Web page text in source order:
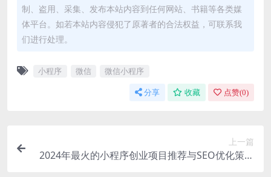
制、盗用、采集、发布本站内容到任何网站、书籍等各类媒
体平台。如若本站内容侵犯了原著者的合法权益，可联系我
们进行处理。
小程序 微信 微信小程序
分享 收藏 点赞(0)
上一篇
2024年最火的小程序创业项目推荐与SEO优化策略